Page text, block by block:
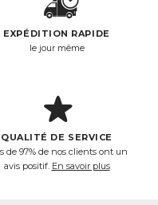
EXPÉDITION RAPIDE
le jour même
QUALITÉ DE SERVICE
de 97% de nos clients ont un
avis positif. En savoir plus